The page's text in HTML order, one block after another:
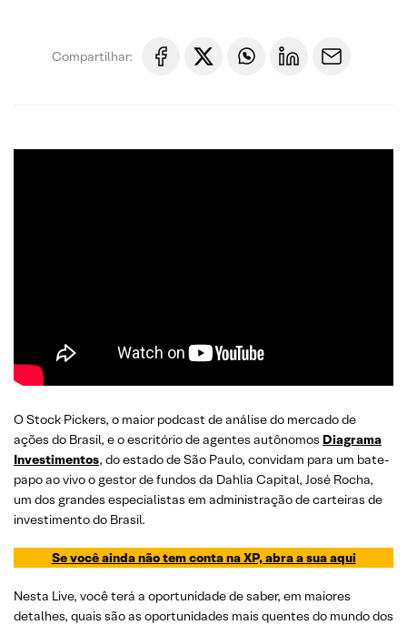
Compartilhar:
O Stock Pickers, o maior podcast de análise do mercado de
ações do Brasil, e o escritório de agentes autônomos Diagrama
Investimentos, do estado de São Paulo, convidam para um bate-
papo ao vivo o gestor de fundos da Dahlia Capital, José Rocha,
um dos grandes especialistas em administração de carteiras de
investimento do Brasil.
Se você ainda não tem conta na XP, abra a sua aqui
Nesta Live, você terá a oportunidade de saber, em maiores
detalhes, quais são as oportunidades mais quentes do mundo dos